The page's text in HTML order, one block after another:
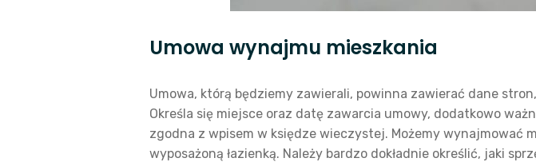
Umowa wynajmu mieszkania
Umowa, którą będziemy zawierali, powinna zawierać dane
Określa się miejsce oraz datę zawarcia umowy, dodatkowo
zgodna z wpisem w księdze wieczystej. Możemy wynajmować
wyposażoną łazienką. Należy bardzo dokładnie określić, jaki